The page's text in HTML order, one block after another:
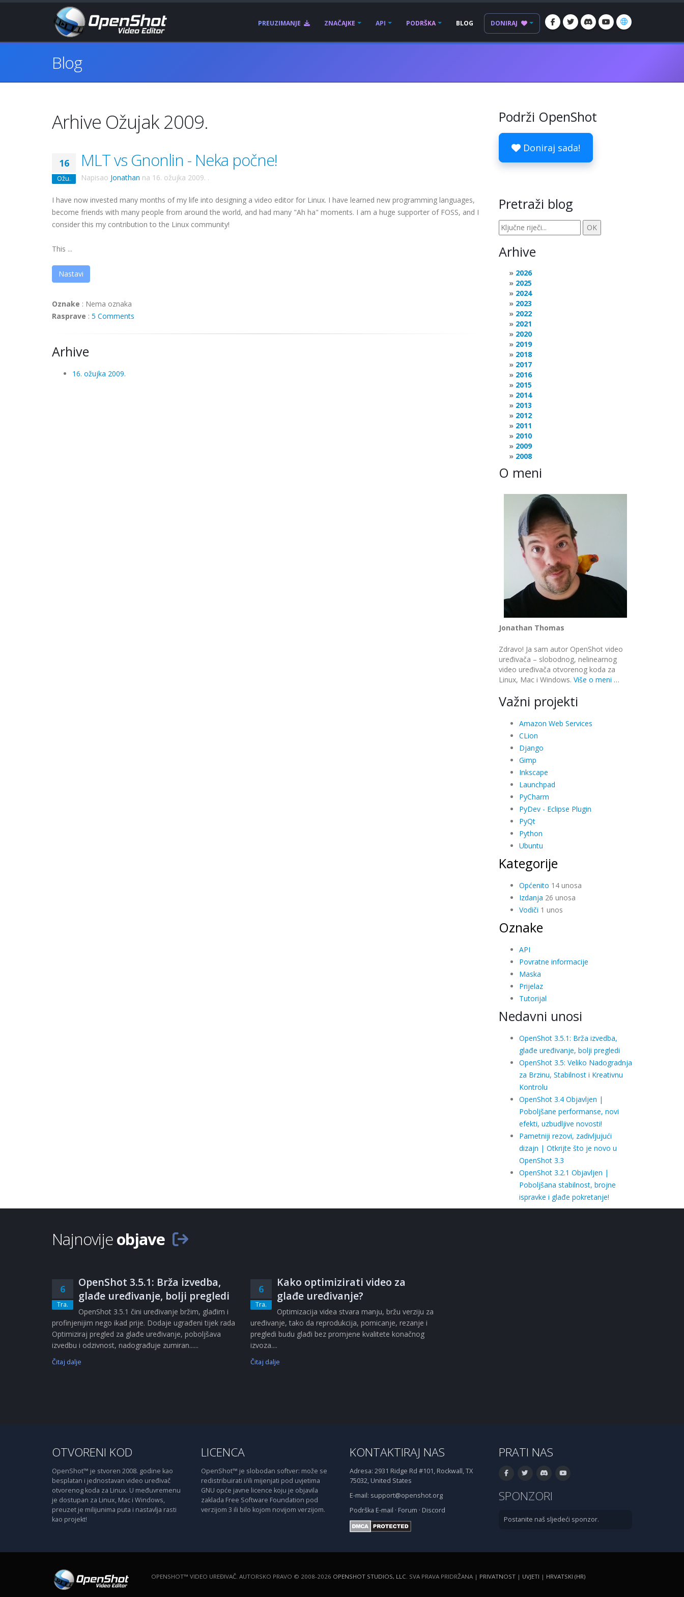
PREUZIMANJE ZNAČAJKE API PODRŠKA BLOG DONIRAJ
Blog
Arhive Ožujak 2009.
16
Ožu.
MLT vs Gnonlin - Neka počne!
Napisao Jonathan na 16. ožujka 2009. .
I have now invested many months of my life into designing a video editor for Linux. I have learned new programming languages,
become friends with many people from around the world, and had many "Ah ha" moments. I am a huge supporter of FOSS, and I
consider this my contribution to the Linux community!
This ...
Nastavi
Oznake : Nema oznaka
Rasprave : 5 Comments
Arhive
16. ožujka 2009.
Podrži OpenShot
Doniraj sada!
Pretraži blog
Arhive
2026
2025
2024
2023
2022
2021
2020
2019
2018
2017
2016
2015
2014
2013
2012
2011
2010
2009
2008
O meni
Jonathan Thomas
Zdravo! Ja sam autor OpenShot video
uređivača – slobodnog, nelinearnog
video uređivača otvorenog koda za
Linux, Mac i Windows. Više o meni …
Važni projekti
Amazon Web Services
CLion
Django
Gimp
Inkscape
Launchpad
PyCharm
PyDev - Eclipse Plugin
PyQt
Python
Ubuntu
Kategorije
Općenito 14 unosa
Izdanja 26 unosa
Vodiči 1 unos
Oznake
API
Povratne informacije
Maska
Prijelaz
Tutorijal
Nedavni unosi
OpenShot 3.5.1: Brža izvedba,
glađe uređivanje, bolji pregledi
OpenShot 3.5: Veliko Nadogradnja
za Brzinu, Stabilnost i Kreativnu
Kontrolu
OpenShot 3.4 Objavljen |
Poboljšane performanse, novi
efekti, uzbudljive novosti!
Pametniji rezovi, zadivljujući
dizajn | Otkrijte što je novo u
OpenShot 3.3
OpenShot 3.2.1 Objavljen |
Poboljšana stabilnost, brojne
ispravke i glađe pokretanje!
Najnovijeobjave
6
Tra.
OpenShot 3.5.1: Brža izvedba,
glađe uređivanje, bolji pregledi
OpenShot 3.5.1 čini uređivanje bržim, glađim i
profinjenijim nego ikad prije. Dodaje ugrađeni tijek rada
Optimiziraj pregled za glađe uređivanje, poboljšava
izvedbu i odzivnost, nadograđuje zumiran......
Čitaj dalje
6
Tra.
Kako optimizirati video za
glađe uređivanje?
Optimizacija videa stvara manju, bržu verziju za
uređivanje, tako da reprodukcija, pomicanje, rezanje i
pregledi budu glađi bez promjene kvalitete konačnog
izvoza....
Čitaj dalje
OTVORENI KOD
OpenShot™ je stvoren 2008. godine kao
besplatan i jednostavan video uređivač
otvorenog koda za Linux. U međuvremenu
je dostupan za Linux, Mac i Windows,
preuzet je milijunima puta i nastavlja rasti
kao projekt!
LICENCA
OpenShot™ je slobodan softver: može se
redistribuirati i/ili mijenjati pod uvjetima
GNU opće javne licence koju je objavila
zaklada Free Software Foundation pod
verzijom 3 ili bilo kojom novijom verzijom.
KONTAKTIRAJ NAS
Adresa: 2931 Ridge Rd #101, Rockwall, TX
75032, United States
E-mail: support@openshot.org
Podrška E-mail · Forum · Discord
PRATI NAS
SPONZORI
Postanite naš sljedeći sponzor.
OPENSHOT™ VIDEO UREĐIVAČ. AUTORSKO PRAVO © 2008-2026 OPENSHOT STUDIOS, LLC . SVA PRAVA PRIDRŽANA | PRIVATNOST | UVJETI | HRVATSKI (HR)